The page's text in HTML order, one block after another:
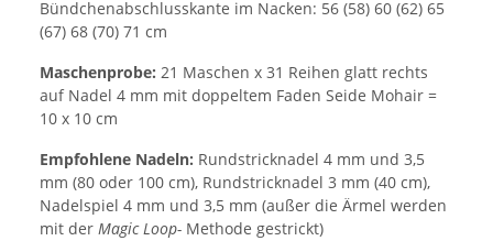
Bündchenabschlusskante im Nacken: 56 (58) 60 (62) 65
(67) 68 (70) 71 cm
Maschenprobe: 21 Maschen x 31 Reihen glatt rechts
auf Nadel 4 mm mit doppeltem Faden Seide Mohair =
10 x 10 cm
Empfohlene Nadeln: Rundstricknadel 4 mm und 3,5
mm (80 oder 100 cm), Rundstricknadel 3 mm (40 cm),
Nadelspiel 4 mm und 3,5 mm (außer die Ärmel werden
mit der Magic Loop- Methode gestrickt)